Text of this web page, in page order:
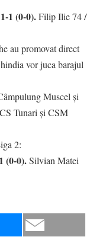
1 (0-0).Filip Ilie 74 /
au promovat direct
vor juca barajul
Muscel și
Tunari și CSM
2:
(0-0).Silvian Matei